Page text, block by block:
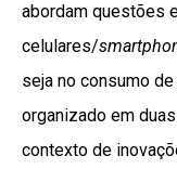
abordam questões
celulares/
seja no consumo
organizado em
contexto de